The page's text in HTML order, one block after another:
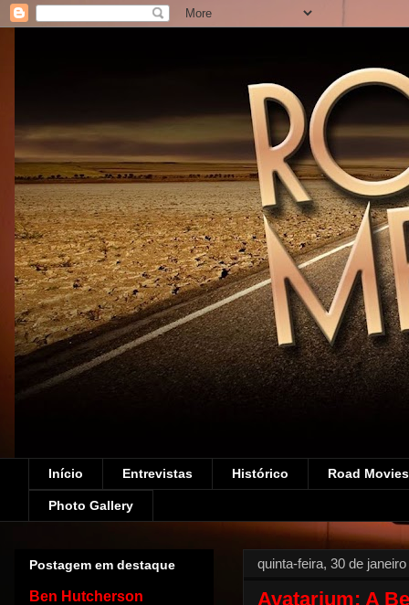
Início Entrevistas Histórico Road
Photo Gallery
quinta-feira, 30 de
Avatarium: A
Postagem em destaque
Ben Hutcherson